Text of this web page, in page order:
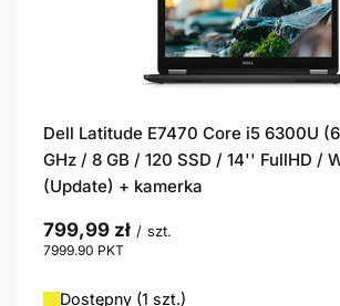
Dell Latitude E7470 Core i5 6300U
GHz / 8 GB / 120 SSD / 14'' FullHD /
(Update) + kamerka
799,99 zł / szt.
7999.90 PKT
Dostępny (1 szt.)